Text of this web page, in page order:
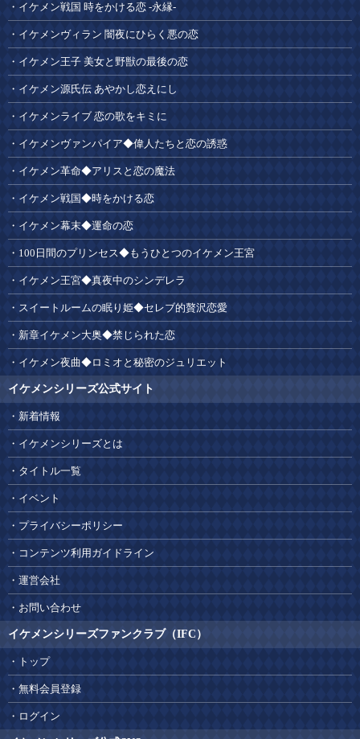
イケメン戦国 時をかける恋 -永縁-
イケメンヴィラン 闇夜にひらく悪の恋
イケメン王子 美女と野獣の最後の恋
イケメン源氏伝 あやかし恋えにし
イケメンライブ 恋の歌をキミに
イケメンヴァンパイア◆偉人たちと恋の誘惑
イケメン革命◆アリスと恋の魔法
イケメン戦国◆時をかける恋
イケメン幕末◆運命の恋
100日間のプリンセス◆もうひとつのイケメン王宮
イケメン王宮◆真夜中のシンデレラ
スイートルームの眠り姫◆セレブ的贅沢恋愛
新章イケメン大奥◆禁じられた恋
イケメン夜曲◆ロミオと秘密のジュリエット
イケメンシリーズ公式サイト
新着情報
イケメンシリーズとは
タイトル一覧
イベント
プライバシーポリシー
コンテンツ利用ガイドライン
運営会社
お問い合わせ
イケメンシリーズファンクラブ（IFC）
トップ
無料会員登録
ログイン